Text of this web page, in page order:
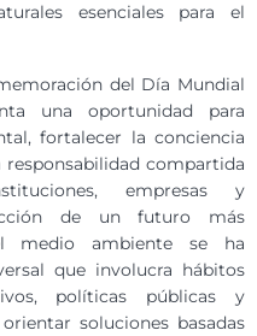
esenciales para el
del Día Mundial
una oportunidad para
fortalecer la conciencia
compartida
empresas y
de un futuro más
medio ambiente se ha
que involucra hábitos
políticas públicas y
soluciones basadas